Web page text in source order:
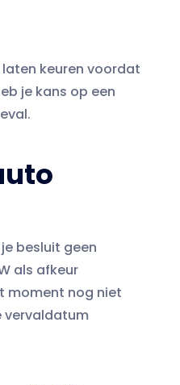
keuren voordat
je kans op een
besluit geen
als afkeur
moment nog niet
vervaldatum